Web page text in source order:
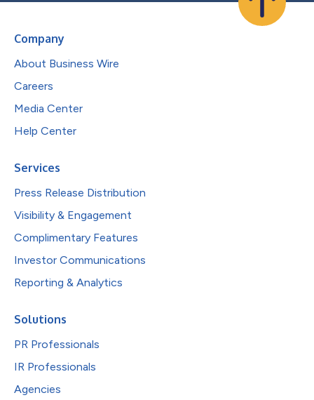
Company
About Business Wire
Careers
Media Center
Help Center
Services
Press Release Distribution
Visibility & Engagement
Complimentary Features
Investor Communications
Reporting & Analytics
Solutions
PR Professionals
IR Professionals
Agencies